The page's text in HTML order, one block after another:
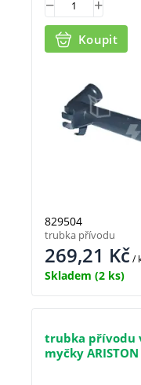
829504
269,21 Kč/
Skladem (2 ks)
Koupit
trubka přívodu
trubka přívodu
myčky